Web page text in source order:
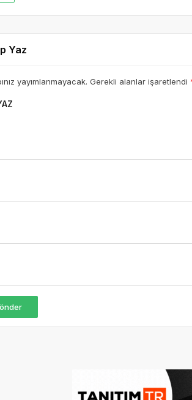
Yaz
yayımlanmayacak. Gerekli alanlar işaretlendi